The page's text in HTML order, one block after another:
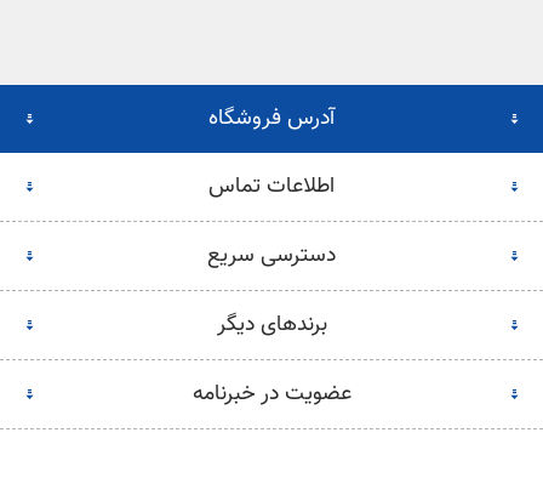
آدرس فروشگاه
اطلاعات تماس
دسترسی سریع
برندهای دیگر
عضویت در خبرنامه